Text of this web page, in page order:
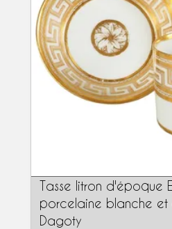
Tasse litron d'époque
porcelaine blanche
Dagoty